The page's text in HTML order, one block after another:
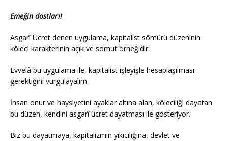
Emeğin dostları!
Asgarî Ücret denen uygulama, kapitalist sömürü düzeninin
köleci karakterinin açık ve somut örneğidir.
Evvelâ bu uygulama ile, kapitalist işleyişle hesaplaşılması
gerektiğini vurgulayalım.
İnsan onur ve haysiyetini ayaklar altına alan, köleciliği dayatan
bu düzen, kendini asgarî ücret dayatması ile gösteriyor.
Biz bu dayatmaya, kapitalizmin yıkıcılığına, devlet ve